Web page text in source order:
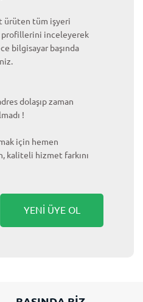
ürüten tüm işyeri
profillerini inceleyerek
bilgisayar başında
dolaşıp zaman
!
için hemen
kaliteli hizmet farkını
YENİ ÜYE OL